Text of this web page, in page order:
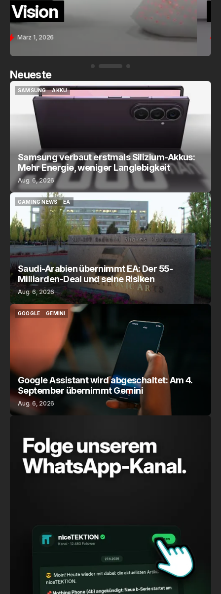
Voice (PE)
Feb. 9, 2026
Neueste
SAMSUNG
SAMSUNG
AKKU
AKKU
Samsung verbaut erstmals Silizium-Akkus:
Mehr Energie, weniger Langlebigkeit
Aug. 6, 2026
GAMING NEWS
GAMING NEWS
EA
EA
Saudi-Arabien übernimmt EA: Der 55-
Milliarden-Deal und seine Risiken
Aug. 6, 2026
GOOGLE
GEMINI
Google Assistant wird abgeschaltet: Am 4.
September übernimmt Gemini
Aug. 6, 2026